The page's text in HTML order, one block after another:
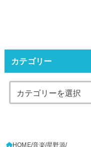
カテゴリー
HOME 音楽 星野源